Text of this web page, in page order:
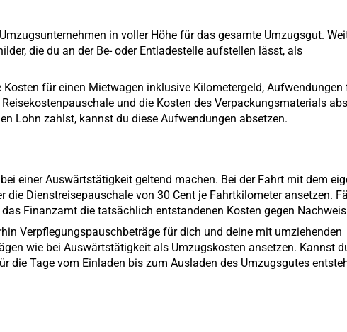
in voller Höhe für das gesamte Umzugsgut.
die du an der Be- oder Entladestelle aufstellen lässt, als
für einen Mietwagen inklusive Kilometergeld, Aufwendungen
und die Kosten des Verpackungsmaterials
Lohn zahlst, kannst du diese Aufwendungen absetzen.
einer Auswärtstätigkeit geltend machen. Bei der Fahrt mit dem
die Dienstreisepauschale von 30 Cent je Fahrtkilometer ansetzen.
Finanzamt die tatsächlich entstandenen Kosten gegen
Verpflegungspauschbeträge für dich und deine mit umziehenden
wie bei Auswärtstätigkeit als Umzugskosten ansetzen. Kannst
die Tage vom Einladen bis zum Ausladen des Umzugsgutes